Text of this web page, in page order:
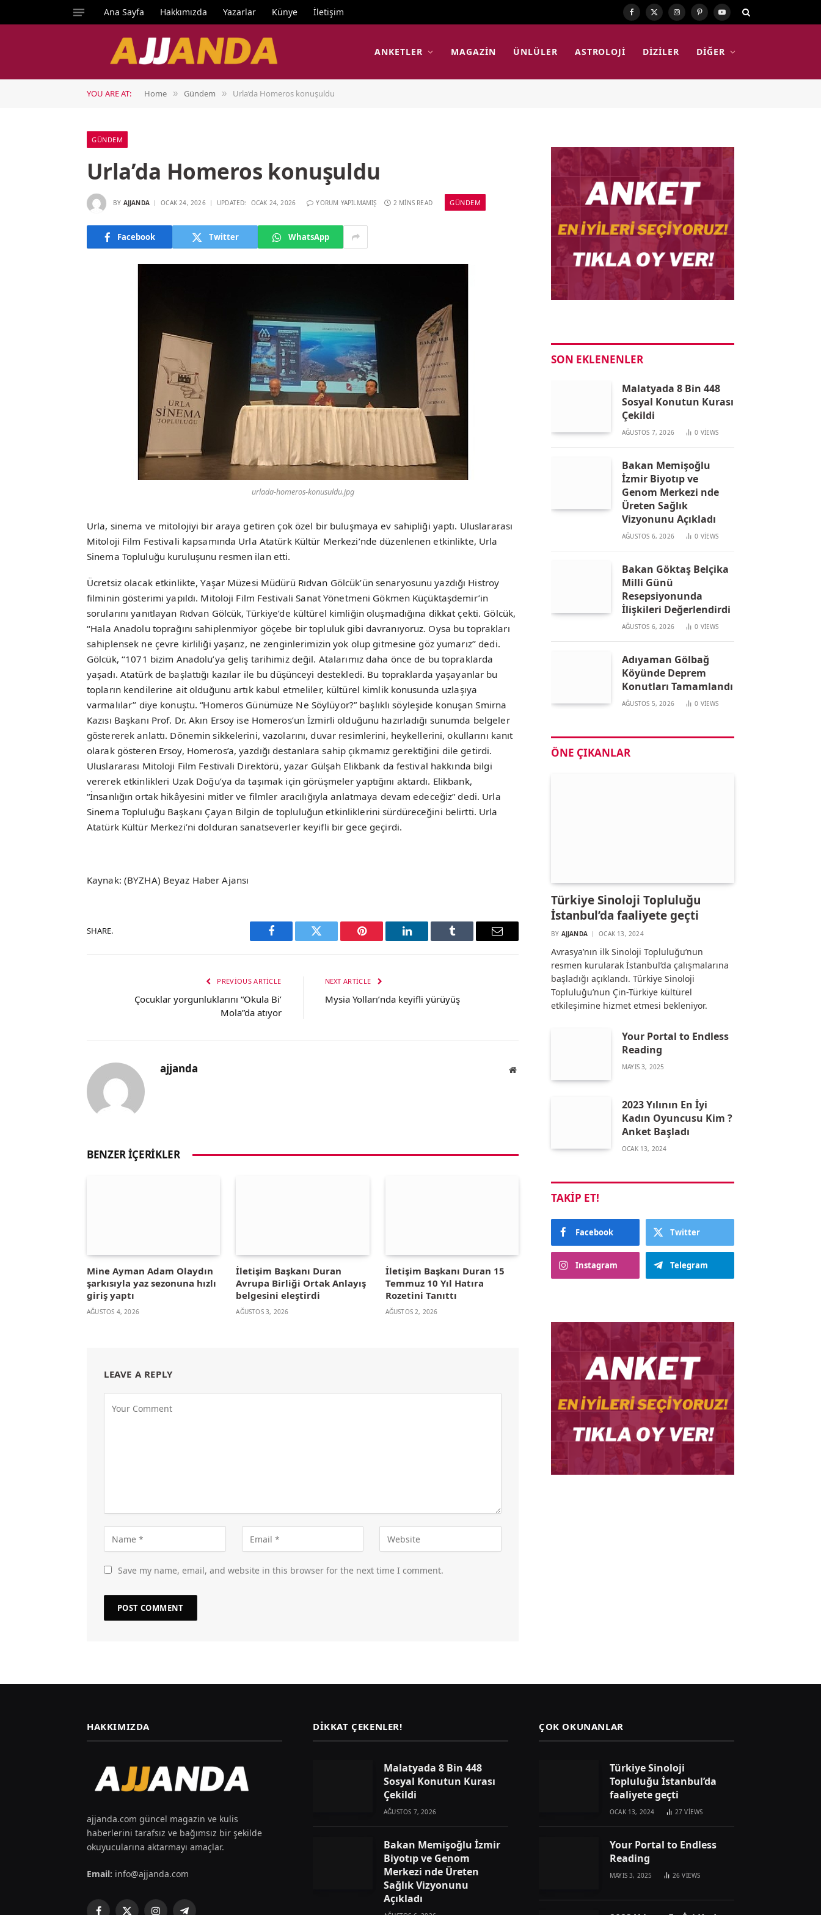
Ana Sayfa Hakkımızda Yazarlar Künye İletişim Facebook
X
Instagram
PinterestYouTube
ANKETLER MAGAZIN ÜNLÜLER ASTROLOJI DIZILER DIĞER
YOU ARE AT: Home » Gündem » Urla’da Homeros konuşuldu
GÜNDEM
Urla’da Homeros konuşuldu
BY AJJANDA OCAK 24, 2026 UPDATED: OCAK 24, 2026 YORUM YAPILMAMIŞ 2 MINS READ GÜNDEM
Facebook Twitter WhatsApp
urlada-homeros-konusuldu.jpg
Urla, sinema ve mitolojiyi bir araya getiren çok özel bir buluşmaya ev sahipliği yaptı. Uluslararası
Mitoloji Film Festivali kapsamında Urla Atatürk Kültür Merkezi’nde düzenlenen etkinlikte, Urla
Sinema Topluluğu kuruluşunu resmen ilan etti.
Ücretsiz olacak etkinlikte, Yaşar Müzesi Müdürü Rıdvan Gölcük’ün senaryosunu yazdığı Histroy
filminin gösterimi yapıldı. Mitoloji Film Festivali Sanat Yönetmeni Gökmen Küçüktaşdemir’in
sorularını yanıtlayan Rıdvan Gölcük, Türkiye’de kültürel kimliğin oluşmadığına dikkat çekti. Gölcük,
‘‘Hala Anadolu toprağını sahiplenmiyor göçebe bir topluluk gibi davranıyoruz. Oysa bu toprakları
sahiplensek ne çevre kirliliği yaşarız, ne zenginlerimizin yok olup gitmesine göz yumarız’’ dedi.
Gölcük, ‘‘1071 bizim Anadolu’ya geliş tarihimiz değil. Atalarımız daha önce de bu topraklarda
yaşadı. Atatürk de başlattığı kazılar ile bu düşünceyi destekledi. Bu topraklarda yaşayanlar bu
topların kendilerine ait olduğunu artık kabul etmeliler, kültürel kimlik konusunda uzlaşıya
varmalılar’’ diye konuştu. “Homeros Günümüze Ne Söylüyor?” başlıklı söyleşide konuşan Smirna
Kazısı Başkanı Prof. Dr. Akın Ersoy ise Homeros’un İzmirli olduğunu hazırladığı sunumda belgeler
göstererek anlattı. Dönemin sikkelerini, vazolarını, duvar resimlerini, heykellerini, okullarını kanıt
olarak gösteren Ersoy, Homeros’a, yazdığı destanlara sahip çıkmamız gerektiğini dile getirdi.
Uluslararası Mitoloji Film Festivali Direktörü, yazar Gülşah Elikbank da festival hakkında bilgi
vererek etkinlikleri Uzak Doğu’ya da taşımak için görüşmeler yaptığını aktardı. Elikbank,
“İnsanlığın ortak hikâyesini mitler ve filmler aracılığıyla anlatmaya devam edeceğiz” dedi. Urla
Sinema Topluluğu Başkanı Çayan Bilgin de topluluğun etkinliklerini sürdüreceğini belirtti. Urla
Atatürk Kültür Merkezi’ni dolduran sanatseverler keyifli bir gece geçirdi.
Kaynak: (BYZHA) Beyaz Haber Ajansı
SHARE.
Facebook Twitter Pinterest LinkedIn Tumblr Email
PREVIOUS ARTICLE
Çocuklar yorgunluklarını “Okula Bi’
Mola”da atıyor
NEXT ARTICLE
Mysia Yolları’nda keyifli yürüyüş
ajjanda Website
BENZER İÇERIKLER
Mine Ayman Adam Olaydın
şarkısıyla yaz sezonuna hızlı
giriş yaptı
AĞUSTOS 4, 2026
İletişim Başkanı Duran
Avrupa Birliği Ortak Anlayış
belgesini eleştirdi
AĞUSTOS 3, 2026
İletişim Başkanı Duran 15
Temmuz 10 Yıl Hatıra
Rozetini Tanıttı
AĞUSTOS 2, 2026
LEAVE A REPLY
Save my name, email, and website in this browser for the next time I comment.
SON EKLENENLER
Malatyada 8 Bin 448
Sosyal Konutun Kurası
Çekildi
AĞUSTOS 7, 2026 0 VIEWS
Bakan Memişoğlu
İzmir Biyotıp ve
Genom Merkezi nde
Üreten Sağlık
Vizyonunu Açıkladı
AĞUSTOS 6, 2026 0 VIEWS
Bakan Göktaş Belçika
Milli Günü
Resepsiyonunda
İlişkileri Değerlendirdi
AĞUSTOS 6, 2026 0 VIEWS
Adıyaman Gölbağ
Köyünde Deprem
Konutları Tamamlandı
AĞUSTOS 5, 2026 0 VIEWS
ÖNE ÇIKANLAR
Türkiye Sinoloji Topluluğu
İstanbul’da faaliyete geçti
BY AJJANDA OCAK 13, 2024
Avrasya’nın ilk Sinoloji Topluluğu’nun
resmen kurularak İstanbul’da çalışmalarına
başladığı açıklandı. Türkiye Sinoloji
Topluluğu’nun Çin-Türkiye kültürel
etkileşimine hizmet etmesi bekleniyor.
Your Portal to Endless
Reading
MAYIS 3, 2025
2023 Yılının En İyi
Kadın Oyuncusu Kim ?
Anket Başladı
OCAK 13, 2024
TAKIP ET!
Facebook Twitter
Instagram Telegram
HAKKIMIZDA
ajjanda.com güncel magazin ve kulis
haberlerini tarafsız ve bağımsız bir şekilde
okuyucularına aktarmayı amaçlar.
Email: info@ajjanda.com
DIKKAT ÇEKENLER!
Malatyada 8 Bin 448
Sosyal Konutun Kurası
Çekildi
AĞUSTOS 7, 2026
Bakan Memişoğlu İzmir
Biyotıp ve Genom
Merkezi nde Üreten
Sağlık Vizyonunu
Açıkladı
ÇOK OKUNANLAR
Türkiye Sinoloji
Topluluğu İstanbul’da
faaliyete geçti
OCAK 13, 2024 27VIEWS
Your Portal to Endless
Reading
MAYIS 3, 2025 26VIEWS